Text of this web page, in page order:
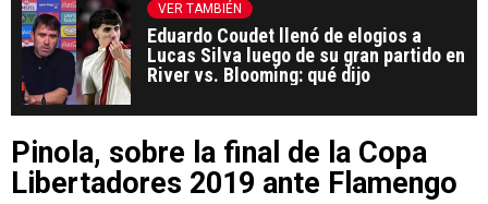
VER TAMBIÉN
Eduardo Coudet llenó de elogios a
Lucas Silva luego de su gran partido en
River vs. Blooming: qué dijo
Pinola, sobre la final de la Copa
Libertadores 2019 ante Flamengo